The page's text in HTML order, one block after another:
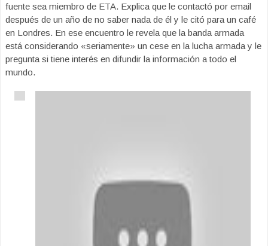
fuente sea miembro de ETA. Explica que le contactó por email
después de un año de no saber nada de él y le citó para un café
en Londres. En ese encuentro le revela que la banda armada
está considerando «seriamente» un cese en la lucha armada y le
pregunta si tiene interés en difundir la información a todo el
mundo.